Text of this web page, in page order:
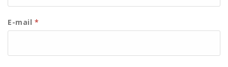
E-mail *